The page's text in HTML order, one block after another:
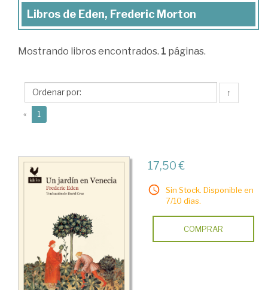
Libros
Eden,
Morton
Libros de Eden, Frederic Morton
Mostrando libros encontrados. 1 páginas.
↑
« 1
17,50 €
Sin Stock. Disponible en
7/10 días.
COMPRAR